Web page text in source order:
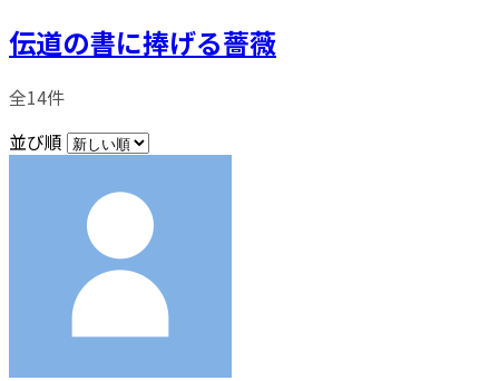
伝道の書に捧げる薔薇
全14件
並び順